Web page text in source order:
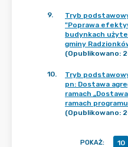
9.
Tryb
"Poprawa
budynkach
gminy
(Opublikowano:
10.
Tryb
pn: Dostawa
ramach
ramach
(Opublikowano:
POKAŻ: 10